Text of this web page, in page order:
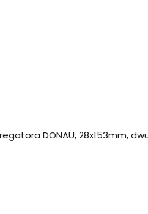
DONAU, 28x153mm,